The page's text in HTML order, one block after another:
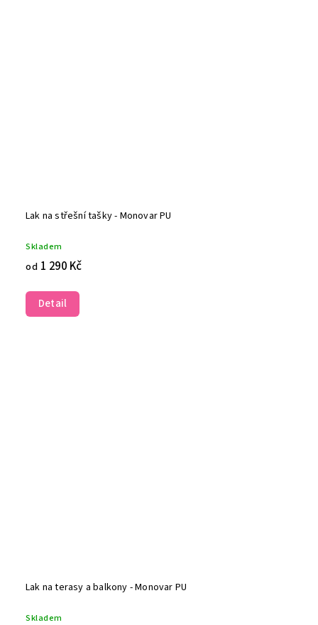
Lak na střešní tašky - Monovar PU
Skladem
od 1 290 Kč
Detail
Lak na terasy a balkony - Monovar PU
Skladem